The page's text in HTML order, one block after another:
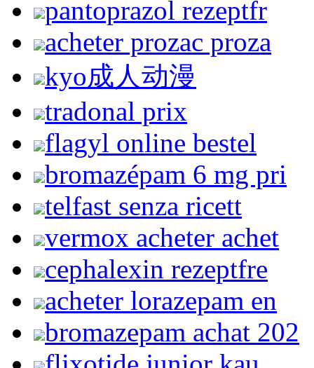
pantoprazol rezeptfr
acheter prozac proza
kyo成人动漫
tradonal prix
flagyl online bestel
bromazépam 6 mg pri
telfast senza ricett
vermox acheter achet
cephalexin rezeptfre
acheter lorazepam en
bromazepam achat 202